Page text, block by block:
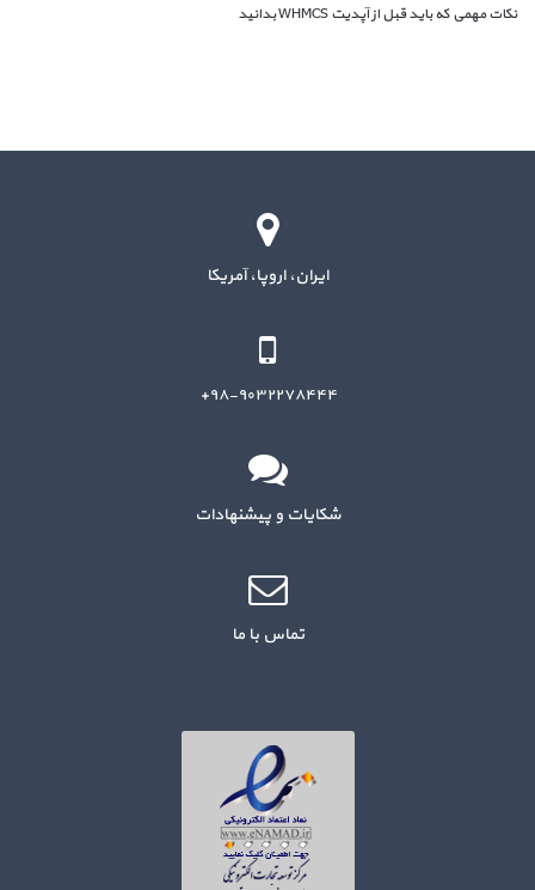
نکات مهمی که باید قبل از آپدیت WHMCS بدانید
ایران، اروپا، آمریکا
۹۸-۹۰۳۲۲۷۸۴۴۴+
شکایات و پیشنهادات
تماس با ما